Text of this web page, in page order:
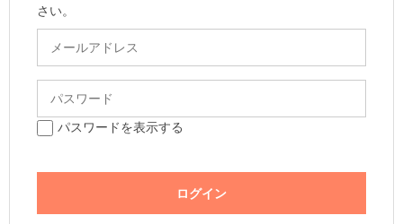
さい。
パスワードを表示する